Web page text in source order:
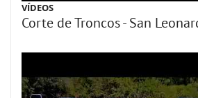
VÍDEOS
Corte de Troncos - San